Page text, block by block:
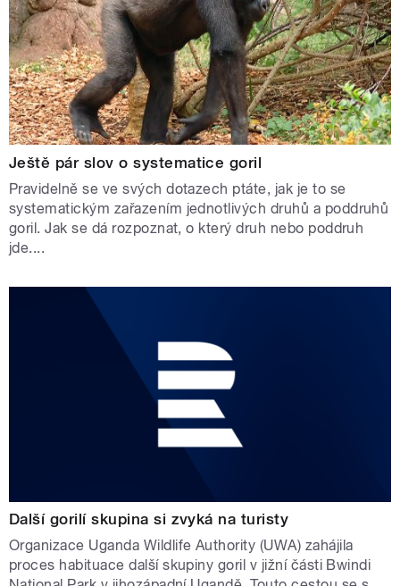
Ještě pár slov o systematice goril
Pravidelně se ve svých dotazech ptáte, jak je to se
systematickým zařazením jednotlivých druhů a poddruhů
goril. Jak se dá rozpoznat, o který druh nebo poddruh
jde....
Další gorilí skupina si zvyká na turisty
Organizace Uganda Wildlife Authority (UWA) zahájila
proces habituace další skupiny goril v jižní části Bwindi